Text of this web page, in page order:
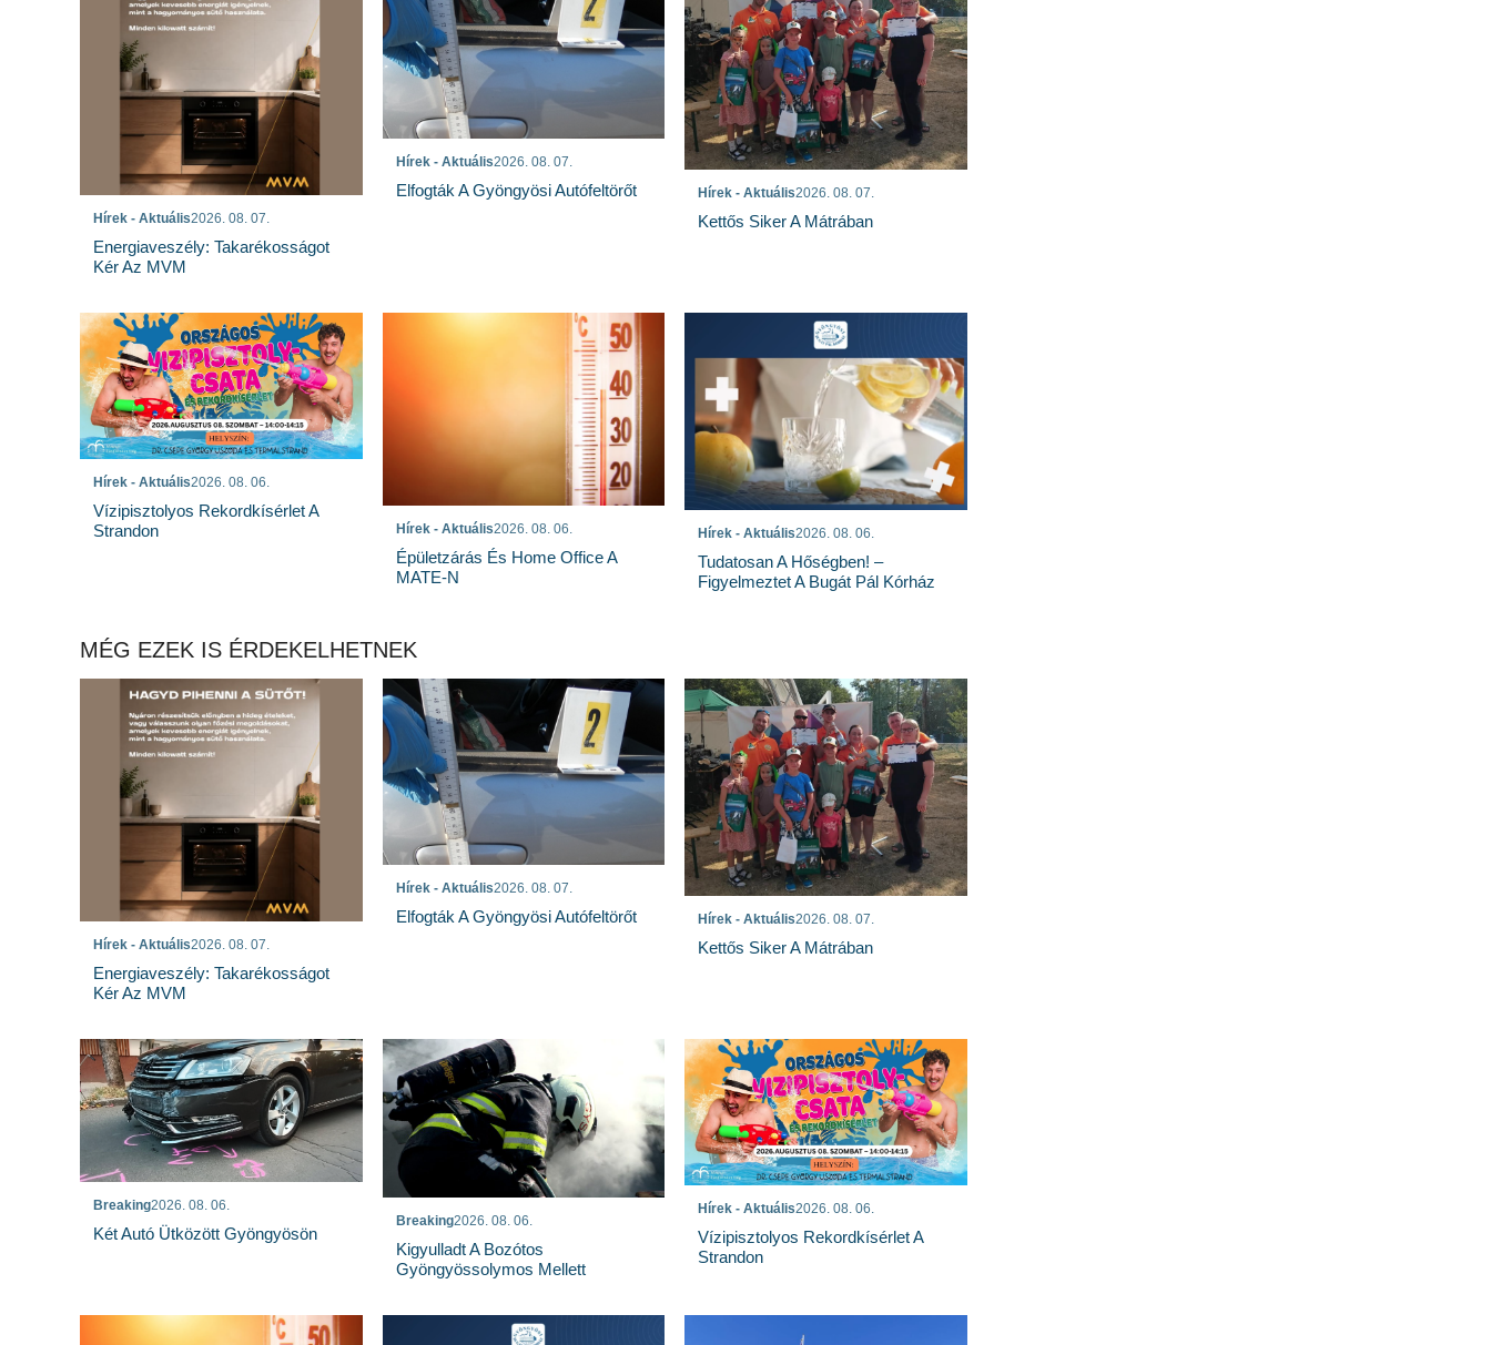
Hírek - Aktuális2026. 08. 07.
Energiaveszély: Takarékosságot
Kér Az MVM
Hírek - Aktuális2026. 08. 07.
Elfogták A Gyöngyösi Autófeltörőt Hírek - Aktuális2026. 08. 07.
Kettős Siker A Mátrában
Hírek - Aktuális2026. 08. 06.
Vízipisztolyos Rekordkísérlet A
Strandon
Hírek - Aktuális2026. 08. 06.
Épületzárás És Home Office A
MATE-N
Hírek - Aktuális2026. 08. 06.
Tudatosan A Hőségben! –
Figyelmeztet A Bugát Pál Kórház
MÉG EZEK IS ÉRDEKELHETNEK
Hírek - Aktuális2026. 08. 07.
Energiaveszély: Takarékosságot
Kér Az MVM
Hírek - Aktuális2026. 08. 07.
Elfogták A Gyöngyösi Autófeltörőt Hírek - Aktuális2026. 08. 07.
Kettős Siker A Mátrában
Breaking2026. 08. 06.
Két Autó Ütközött Gyöngyösön
Breaking2026. 08. 06.
Kigyulladt A Bozótos
Gyöngyössolymos Mellett
Hírek - Aktuális2026. 08. 06.
Vízipisztolyos Rekordkísérlet A
Strandon